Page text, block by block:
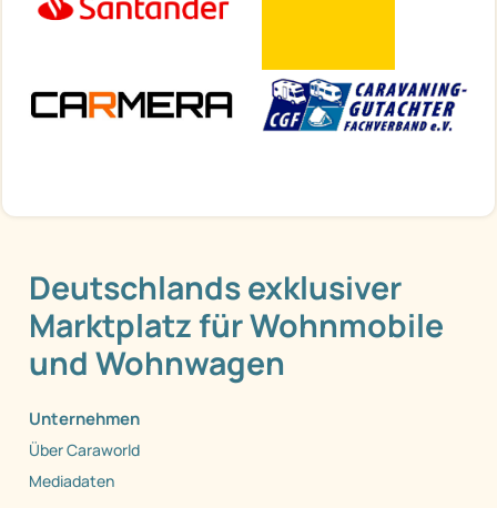
Deutschlands exklusiver
Marktplatz für Wohnmobile
und Wohnwagen
Unternehmen
Über Caraworld
Mediadaten